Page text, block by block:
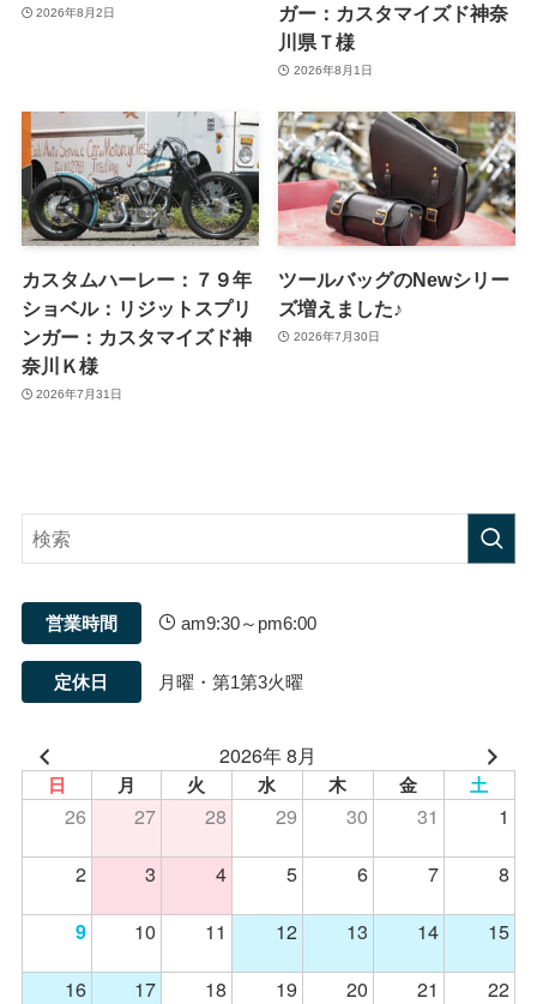
2026年8月2日
ガー：カスタマイズド神奈
川県Ｔ様
2026年8月1日
カスタムハーレー：７９年
ショベル：リジットスプリ
ンガー：カスタマイズド神
奈川Ｋ様
2026年7月31日
ツールバッグのNewシリー
ズ増えました♪
2026年7月30日
営業時間 am9:30～pm6:00
定休日 月曜・第1第3火曜
2026年 8月
日 月 火 水 木 金 土
26 27 28 29 30 31
1
2
3 4 5 6 7 8
9 10 11 12 13 14
15
16
17 18 19 20 21
22